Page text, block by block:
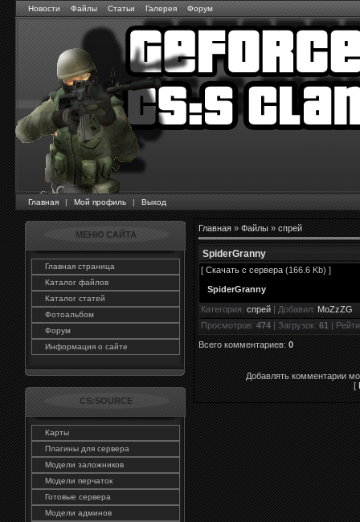
Новости Файлы Статьи Галерея Форум
Главная | Мой профиль | Выход
МЕНЮ САЙТА
Главная страница
Каталог файлов
Каталог статей
Фотоальбом
Форум
Информация о сайте
CS:SOURCE
Карты
Плагины для сервера
Модели заложников
Модели перчаток
Готовые сервера
Модели админов
Главная»Файлы»спрей
SpiderGranny
[ Скачать с сервера (166.6 Kb) ]
SpiderGranny
Категория: спрей | Добавил: MoZzZG
Просмотров: 474 | Загрузок: 61 |
Всего комментариев:0
Добавлять комментарии
[